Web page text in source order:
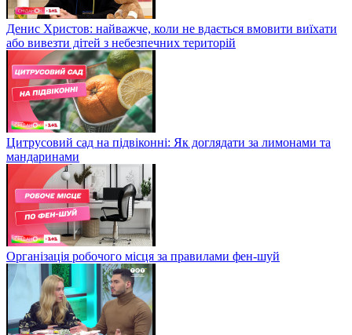
Денис Христов: найважче, коли не вдається вмовити виїхати
або вивезти дітей з небезпечних територій
Цитрусовий сад на підвіконні: Як доглядати за лимонами та
мандаринами
Організація робочого місця за правилами фен-шуй